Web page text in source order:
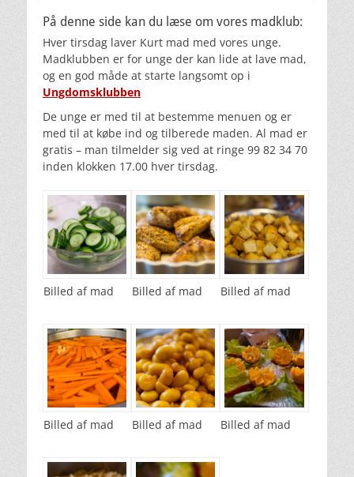
På denne side kan du læse om vores madklub:
Hver tirsdag laver Kurt mad med vores unge.
Madklubben er for unge der kan lide at lave mad,
og en god måde at starte langsomt op i
Ungdomsklubben
De unge er med til at bestemme menuen og er
med til at købe ind og tilberede maden. Al mad er
gratis – man tilmelder sig ved at ringe 99 82 34 70
inden klokken 17.00 hver tirsdag.
Billed af mad Billed af mad Billed af mad
Billed af mad Billed af mad Billed af mad